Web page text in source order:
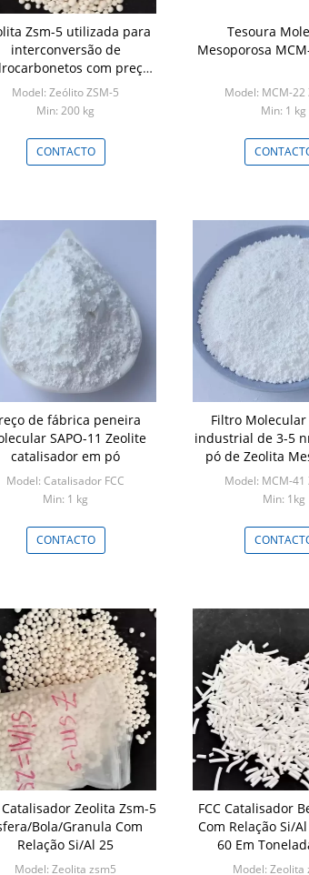
Zsm-5 utilizada para
interconversão de
com preço
competitivo
Model: Zeólito ZSM-5
Min: 200 kg
CONTACTO
Tesoura
Mesoporosa
Model: MCM-22
Min: 1 kg
de fábrica peneira
SAPO-11 Zeolite
catalisador em pó
Model: Catalisador FCC
Min: 1 kg
CONTACTO
Filtro
industrial de 3-5
pó de Zeolita
Model: MCM-41
Min: 1kg
Catalisador Zeolita Zsm-5
Bola/Granula Com
Relação Si/Al 25
Model: Zeolita zsm5
FCC Catalisador
Com Relação Si/
60 Em
Molecular
Model: Zeolita